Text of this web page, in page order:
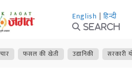
English | हिन्दी
Search
फसल की खेती उद्यानिकी सरकारी